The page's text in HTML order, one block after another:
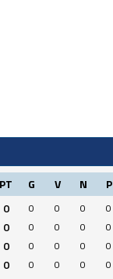
PT G V N P
0 0 0 0
0
0 0 0 0
0
0 0 0 0
0
0 0 0 0
0